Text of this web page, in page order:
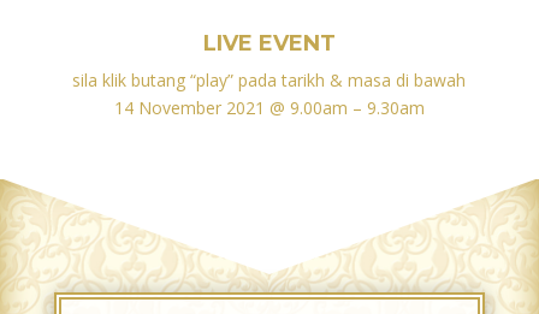
LIVE EVENT
sila klik butang “play” pada tarikh & masa di bawah
14 November 2021 @ 9.00am – 9.30am